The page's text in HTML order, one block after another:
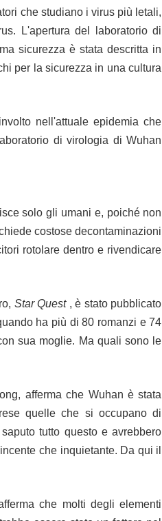
che studiano i virus più letali,
L'apertura del laboratorio di
sicurezza è stata descritta in
per la sicurezza in una cultura
nell'attuale epidemia che
di virologia di Wuhan
solo gli umani e, poiché non
costose decontaminazioni
rotolare dentro e rivendicare
Star Quest, è stato pubblicato
ha più di 80 romanzi e 74
sua moglie. Ma quali sono le
afferma che Wuhan è stata
quelle che si occupano di
tutto questo e avrebbero
che inquietante. Da qui il
che molti degli elementi